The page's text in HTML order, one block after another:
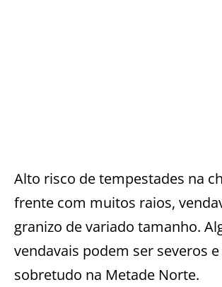
Alto risco de tempestades na
frente com muitos raios,
granizo de variado tamanho.
vendavais podem ser severos
sobretudo na Metade Norte.